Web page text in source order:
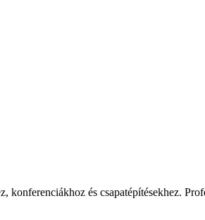
és csapatépítésekhez.